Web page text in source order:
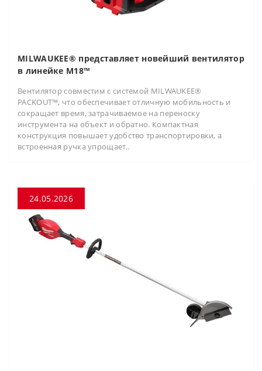
MILWAUKEE® представляет новейший вентилятор
в линейке M18™
Вентилятор совместим с системой MILWAUKEE®
PACKOUT™, что обеспечивает отличную мобильность и
сокращает время, затрачиваемое на переноску
инструмента на объект и обратно. Компактная
конструкция повышает удобство транспортировки, а
встроенная ручка упрощает..
24.05.2026